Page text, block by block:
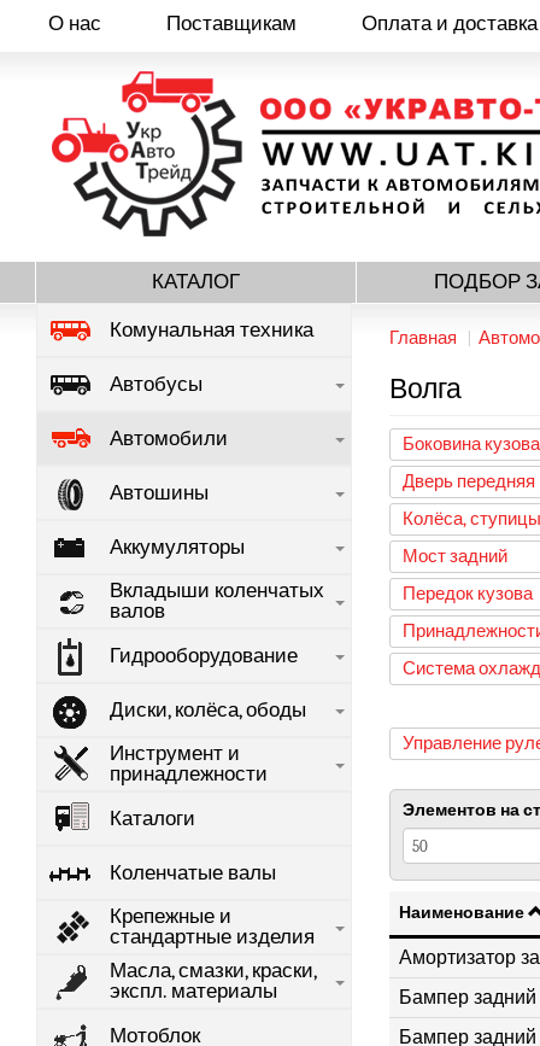
основному
содержанию
КАТАЛОГ ПОДБОР
О нас Поставщикам Оплата и доставка
Комунальная техника
Автобусы
Автомобили
Автошины
Аккумуляторы
Вкладыши коленчатых
валов
Гидрооборудование
Диски, колёса, ободы
Инструмент и
принадлежности
Каталоги
Коленчатые валы
Крепежные и
стандартные изделия
Масла, смазки, краски,
экспл. материалы
Мотоблок
Главная
Волга
Боковина кузова
Дверь передняя
Колёса, ступицы
Мост задний
Передок кузова
Система
Управление
Элементов на
Наименование
Амортизатор
Бампер
Бампер задний